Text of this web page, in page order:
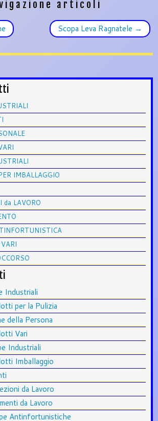
articoli
Scopa Leva Ragnatele →
IMBALLAGGIO
da LAVORO
Industriali
per la Pulizia
della Persona
Vari
Industriali
Imballaggio
da Lavoro
da Lavoro
Antinfortunistiche